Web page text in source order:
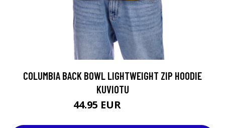
COLUMBIA BACK BOWL LIGHTWEIGHT ZIP HOODIE
KUVIOTU
44.95 EUR